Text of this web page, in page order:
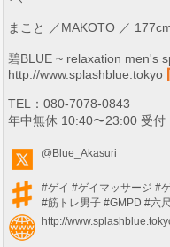
まこと ／MAKOTO ／
碧BLUE ~ relaxation men's
http://www.splashblue.tokyo
TEL：080-7078-0843
年中無休 10:40〜23:00 受付
@Blue_Akasuri
#ゲイ #ゲイマッサージ #
#筋トレ男子 #GMPD #六尺
http://